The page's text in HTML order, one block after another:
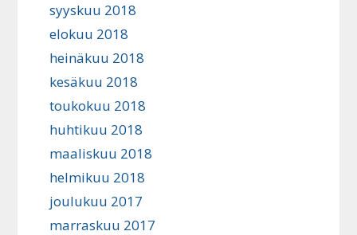
syyskuu 2018
elokuu 2018
heinäkuu 2018
kesäkuu 2018
toukokuu 2018
huhtikuu 2018
maaliskuu 2018
helmikuu 2018
joulukuu 2017
marraskuu 2017